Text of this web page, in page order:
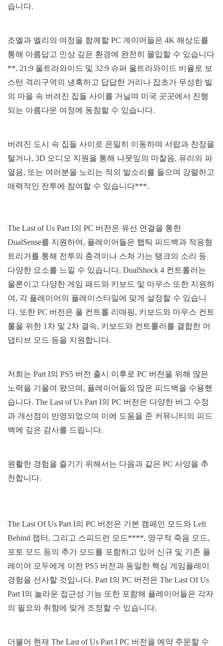
습니다.
조엘과 엘리의 여정을 함께할 PC 게이머들은 4K 해상도를
통해 아름답고 인상 깊은 환경에 완전히 몰입할 수 있습니다
**. 21:9 울트라와이드 및 32:9 슈퍼 울트라와이드 비율로 보
스턴 격리구역의 냉혹하고 답답한 거리나 잡초가 무성한 빌
의 마을 속 버려진 집들 사이를 거닐며 미국 곳곳에서 진행
되는 아름다운 여정에 동참할 수 있습니다.
버려진 도시 속 집들 사이로 은밀히 이동하며 서랍과 찬장을
털거나, 3D 오디오 지원을 통해 나뭇잎의 마찰음, 유리의 파
열음, 또는 여러분을 노리는 적의 발소리를 들으며 강렬하고
매력적인 전투에 참여할 수 있습니다***.
The Last of Us Part I의 PC 버전은 유선 연결을 통한
DualSense를 지원하여, 플레이어들은 햅틱 피드백과 적응형
트리거를 통해 전투의 충격이나 스쳐 가는 탱크의 소리 등
다양한 요소를 느낄 수 있습니다. DualShock 4 컨트롤러는
물론이고 다양한 게임 패드와 키보드 및 마우스 또한 지원하
여, 각 플레이어의 플레이스타일에 맞게 설정할 수 있습니
다. 또한 PC 버전은 풀 컨트롤 리매핑, 키보드와 마우스 컨트
롤을 위한 1차 및 2차 결속, 키보드와 컨트롤러를 결합한 어
댑티브 모드 등을 지원합니다.
저희는 Part I의 PS5 버전 출시 이후로 PC 버전을 위해 많은
노력을 기울여 왔으며, 플레이어들의 많은 피드백을 수용했
습니다. The Last of Us Part I의 PC 버전은 다양한 버그 수정
과 개선점이 반영되었으며 이에 도움을 준 커뮤니티의 피드
백에 깊은 감사를 드립니다.
원활한 경험을 즐기기 위해서는 다음과 같은 PC 사양을 추
천합니다.
The Last Of Us Part I의 PC 버전은 기본 캠페인 모드와 Left
Behind 챕터, 그리고 스피드런 모드****, 영구적 죽음 모드,
포토 모드 등의 추가 모드를 포함하고 있어 신규 및 기존 플
레이어 모두에게 이전 PS5 버전과 동일한 핵심 게임플레이
경험을 선사할 것입니다. Part I의 PC 버전은 The Last Of Us
Part I의 놀라운 접근성 기능 또한 포함해 플레이어들은 각자
의 필요와 취향에 맞게 조정할 수 있습니다.
더불어 현재 The Last of Us Part I PC 버전을 예약 주문할 수